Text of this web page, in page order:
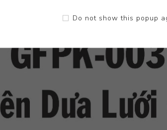
Do not show this popup